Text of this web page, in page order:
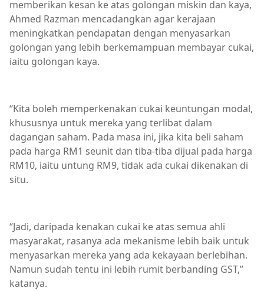
memberikan kesan ke atas golongan miskin dan kaya,
Ahmed Razman mencadangkan agar kerajaan
meningkatkan pendapatan dengan menyasarkan
golongan yang lebih berkemampuan membayar cukai,
iaitu golongan kaya.
“Kita boleh memperkenakan cukai keuntungan modal,
khususnya untuk mereka yang terlibat dalam
dagangan saham. Pada masa ini, jika kita beli saham
pada harga RM1 seunit dan tiba-tiba dijual pada harga
RM10, iaitu untung RM9, tidak ada cukai dikenakan di
situ.
“Jadi, daripada kenakan cukai ke atas semua ahli
masyarakat, rasanya ada mekanisme lebih baik untuk
menyasarkan mereka yang ada kekayaan berlebihan.
Namun sudah tentu ini lebih rumit berbanding GST,”
katanya.